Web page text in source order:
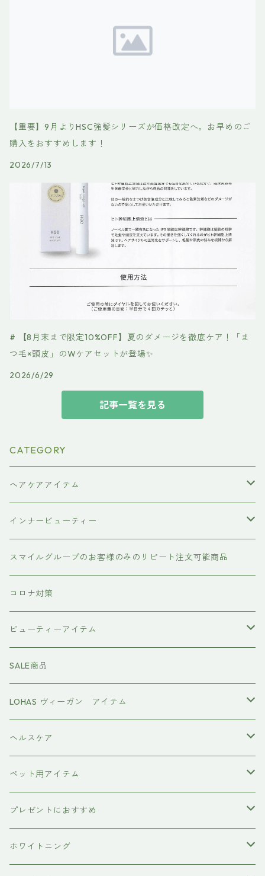
【重要】9月よりHSC強髪シリーズが価格改定へ。お早めのご
購入をおすすめします！
2026/7/13
# 【8月末まで限定10%OFF】夏のダメージを徹底ケア！「ま
つ毛×頭皮」のWケアセットが登場✨
2026/6/29
記事一覧を見る
CATEGORY
ヘアケアアイテム
シャンプー
#イマヘア
the u （bihatsu）
トリートメント ヘアマスク（インバス）
流さないトリートメント（アウトバス）
#イマヘア
頭皮ケアアイテム
強髪
ダークニル
スタイリング剤
N .（エヌドット）
インプライム
塩基性カラー剤
クロマID
インナービューティー
あおつぶ
スマイルグループのお客様のみのリピート注文可能商品
コロナ対策
ビューティーアイテム
MTG REFA
ヤーマン YAMAN
美容液
オールインワンジェル
ボディソープ
洗顔料
炭酸洗顔フォーム
SALE商品
LOHAS ヴィーガン アイテム
ヴィーガン認証
ヘルスケア
エイジングケア
ペット用アイテム
犬用シャンプー
ペット用ブラシ
プレゼントにおすすめ
男性にプレゼント
ホワイトニング